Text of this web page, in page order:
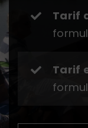
Tarif
Tarif